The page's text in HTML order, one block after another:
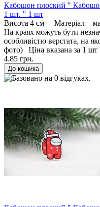
Кабошон плоский "
1 шт. " 1 шт
Висота 4 см Матеріал –
На краях можуть бути
особливістю верстата, на
фото) Ціна вказана за 1 шт
4.85 грн.